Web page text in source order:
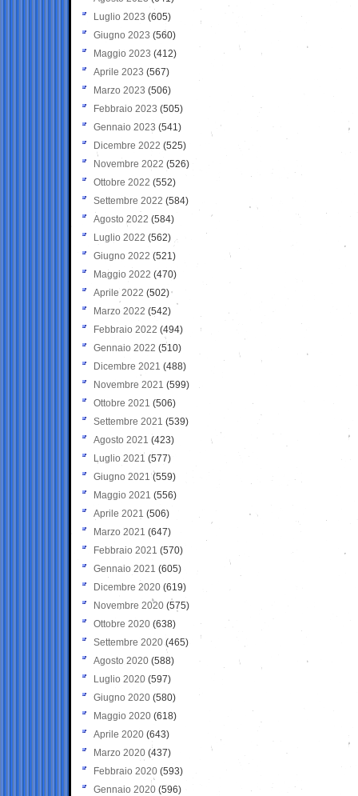
Luglio 2023 (605)
Giugno 2023 (560)
Maggio 2023 (412)
Aprile 2023 (567)
Marzo 2023 (506)
Febbraio 2023 (505)
Gennaio 2023 (541)
Dicembre 2022 (525)
Novembre 2022 (526)
Ottobre 2022 (552)
Settembre 2022 (584)
Agosto 2022 (584)
Luglio 2022 (562)
Giugno 2022 (521)
Maggio 2022 (470)
Aprile 2022 (502)
Marzo 2022 (542)
Febbraio 2022 (494)
Gennaio 2022 (510)
Dicembre 2021 (488)
Novembre 2021 (599)
Ottobre 2021 (506)
Settembre 2021 (539)
Agosto 2021 (423)
Luglio 2021 (577)
Giugno 2021(559)
Maggio 2021 (556)
Aprile 2021 (506)
Marzo 2021 (647)
Febbraio 2021 (570)
Gennaio 2021 (605)
Dicembre 2020 (619)
Novembre 2020 (575)
Ottobre 2020 (638)
Settembre 2020(465)
Agosto 2020 (588)
Luglio 2020 (597)
Giugno 2020 (580)
Maggio 2020 (618)
Aprile 2020 (643)
Marzo 2020 (437)
Febbraio 2020 (593)
Gennaio 2020 (596)